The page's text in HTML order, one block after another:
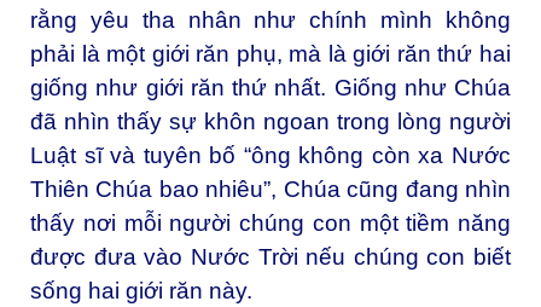
rằng yêu tha nhân như chính mình không
phải là một giới răn phụ, mà là giới răn thứ hai
giống như giới răn thứ nhất. Giống như Chúa
đã nhìn thấy sự khôn ngoan trong lòng người
Luật sĩ và tuyên bố “ông không còn xa Nước
Thiên Chúa bao nhiêu”, Chúa cũng đang nhìn
thấy nơi mỗi người chúng con một tiềm năng
được đưa vào Nước Trời nếu chúng con biết
sống hai giới răn này.